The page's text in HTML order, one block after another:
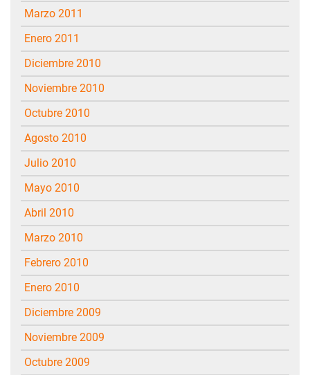
marzo 2011
enero 2011
diciembre 2010
noviembre 2010
octubre 2010
agosto 2010
julio 2010
mayo 2010
abril 2010
marzo 2010
febrero 2010
enero 2010
diciembre 2009
noviembre 2009
octubre 2009